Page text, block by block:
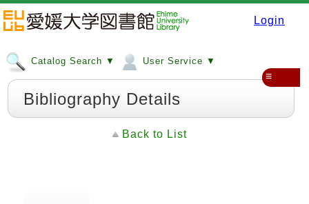
Login
Catalog Search ▼ User Service ▼
≡
Bibliography Details
Back to List